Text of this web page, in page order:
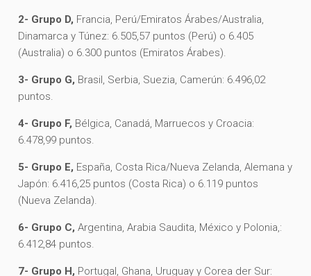
2- Grupo D, Francia, Perú/Emiratos Árabes/Australia,
Dinamarca y Túnez: 6.505,57 puntos (Perú) o 6.405
(Australia) o 6.300 puntos (Emiratos Árabes).
3- Grupo G, Brasil, Serbia, Suezia, Camerún: 6.496,02
puntos.
4- Grupo F, Bélgica, Canadá, Marruecos y Croacia:
6.478,99 puntos.
5- Grupo E, España, Costa Rica/Nueva Zelanda, Alemana y
Japón: 6.416,25 puntos (Costa Rica) o 6.119 puntos
(Nueva Zelanda).
6- Grupo C,Argentina, Arabia Saudita, México y Polonia,:
6.412,84 puntos.
7- Grupo H, Portugal, Ghana, Uruguay y Corea der Sur: